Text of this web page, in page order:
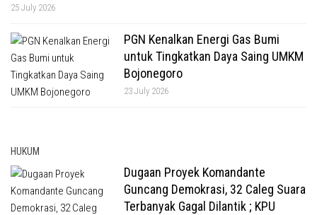
25 July 2026
PGN Kenalkan Energi Gas Bumi
untuk Tingkatkan Daya Saing UMKM
Bojonegoro
23 July 2026
HUKUM
Dugaan Proyek Komandante
Guncang Demokrasi, 32 Caleg Suara
Terbanyak Gagal Dilantik ; KPU